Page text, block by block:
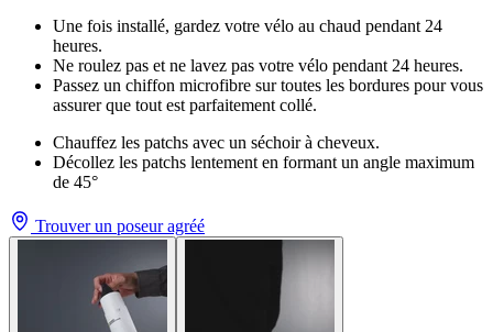
Une fois installé, gardez votre vélo au chaud pendant 24
heures.
Ne roulez pas et ne lavez pas votre vélo pendant 24 heures.
Passez un chiffon microfibre sur toutes les bordures pour vous
assurer que tout est parfaitement collé.
Chauffez les patchs avec un séchoir à cheveux.
Décollez les patchs lentement en formant un angle maximum
de 45°
Trouver un poseur agréé